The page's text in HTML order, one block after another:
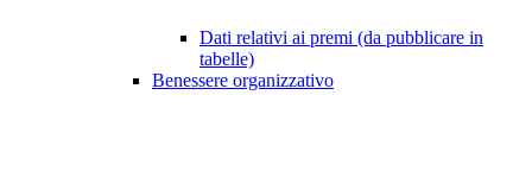
Dati relativi ai premi (da pubblicare in
tabelle)
Benessere organizzativo